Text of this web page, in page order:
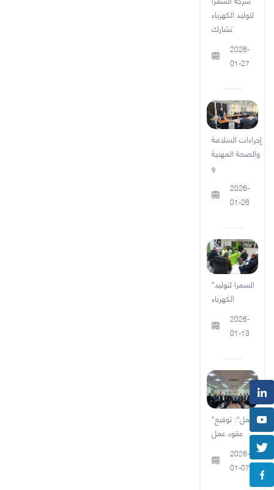
لتوليد الكهرباء
تشارك
2026-
01-27
إجراءات السلامة
والصحة المهنية
و
2026-
01-26
"السمرا لتوليد
الكهرباء
2026-
01-13
"العمل": توقيع
عقود عمل
2026-
01-07